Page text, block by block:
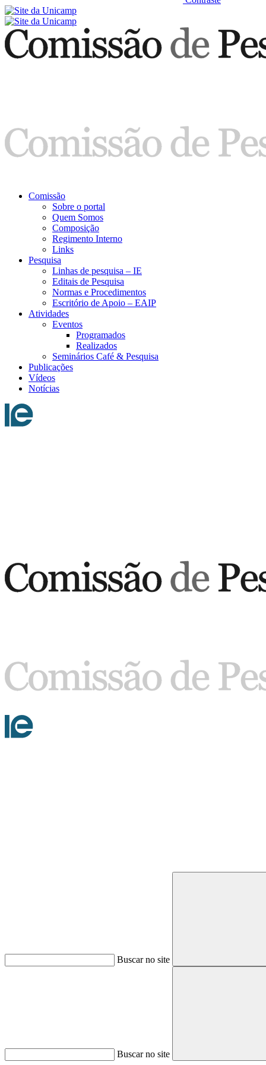
Comissão
Sobre o portal
Quem Somos
Composição
Regimento Interno
Links
Pesquisa
Linhas de pesquisa – IE
Editais de Pesquisa
Normas e Procedimentos
Escritório de Apoio – EAIP
Atividades
Eventos
Programados
Realizados
Seminários Café & Pesquisa
Publicações
Vídeos
Notícias
Buscar no site
Buscar no site